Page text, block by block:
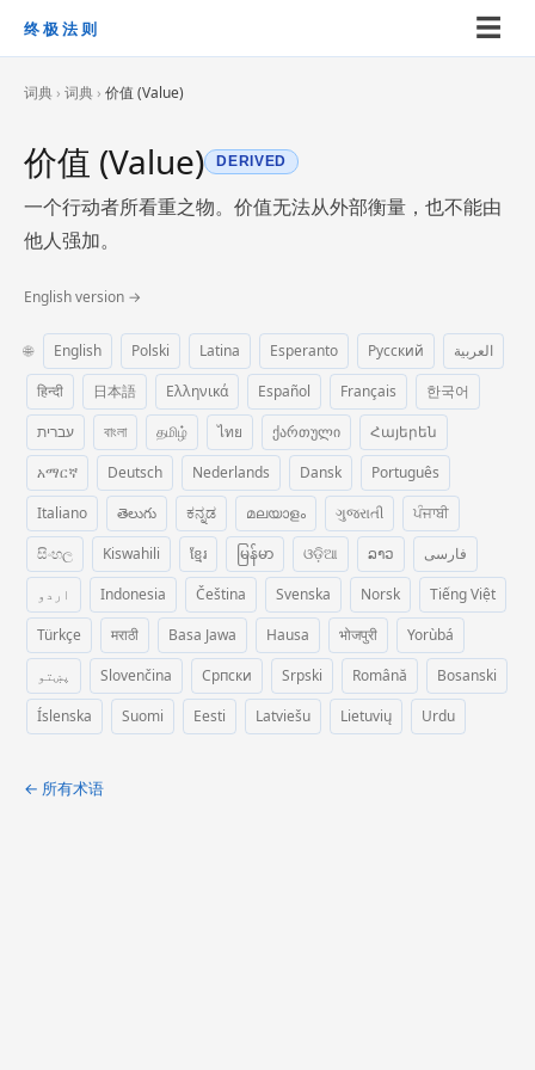
终极法则 ☰
词典 › 词典 › 价值 (Value)
价值 (Value) DERIVED
一个行动者所看重之物。价值无法从外部衡量，也不能由
他人强加。
English version →
🌐 English Polski Latina Esperanto Русский
العربية
हिन्दी
日本語 Ελληνικά Español Français
한국어
עברית
বাংলা தமிழ் ไทย ქართული
Հայերեն
አማርኛ
Deutsch Nederlands Dansk
Português
Italiano
తెలుగు ಕನ್ನಡ മലയാളം ગુજરાતી
ਪੰਜਾਬੀ
සිංහල
Kiswahili ខ្មែរ မြန်မာ ଓଡ଼ିଆ ລາວ
فارسی
اردو
Indonesia Čeština Svenska Norsk
Tiếng Việt
Türkçe
मराठी Basa Jawa Hausa भोजपुरी
Yorùbá
پښتو
Slovenčina Српски Srpski Română
Bosanski
Íslenska
Suomi Eesti Latviešu Lietuvių Urdu
← 所有术语